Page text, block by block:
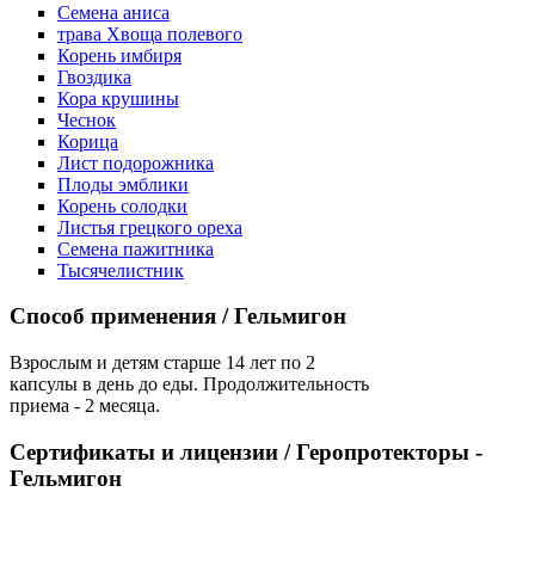
Семена аниса
трава Хвоща полевого
Корень имбиря
Гвоздика
Кора крушины
Чеснок
Корица
Лист подорожника
Плоды эмблики
Корень солодки
Листья грецкого ореха
Семена пажитника
Тысячелистник
Способ применения / Гельмигон
Взрослым и детям старше 14 лет по 2
капсулы в день до еды. Продолжительность
приема - 2 месяца.
Сертификаты и лицензии / Геропротекторы -
Гельмигон